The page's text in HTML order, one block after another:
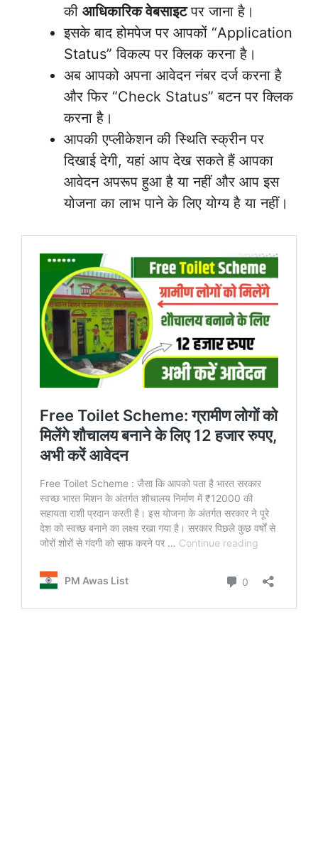
की आधिकारिक वेबसाइटपर जाना है।
इसके बाद होमपेज पर आपकों “Application
Status” विकल्प पर क्लिक करना है।
अब आपको अपना आवेदन नंबर दर्ज करना है
और फिर “Check Status” बटन पर क्लिक
करना है।
आपकी एप्लीकेशन की स्थिति स्क्रीन पर
दिखाई देगी, यहां आप देख सकते हैं आपका
आवेदन अपरूप हुआ है या नहीं और आप इस
योजना का लाभ पाने के लिए योग्य है या नहीं।